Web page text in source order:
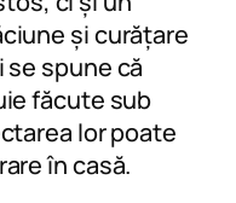
și curățare
spune că
făcute sub
lor poate
în casă.